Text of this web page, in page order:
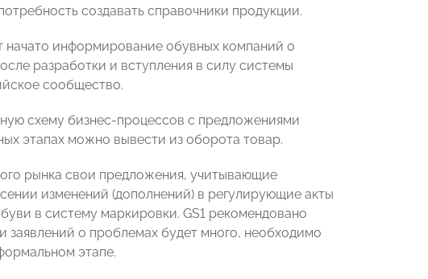
создавать справочники продукции.
начато информирование обувных компаний о
разработки и вступления в силу системы
сообщество.
схему бизнес-процессов с предложениями
этапах можно вывести из оборота товар.
рынка свои предложения, учитывающие
изменений (дополнений) в регулирующие акты
в систему маркировки. GS1 рекомендовано
заявлений о проблемах будет много, необходимо
этапе.